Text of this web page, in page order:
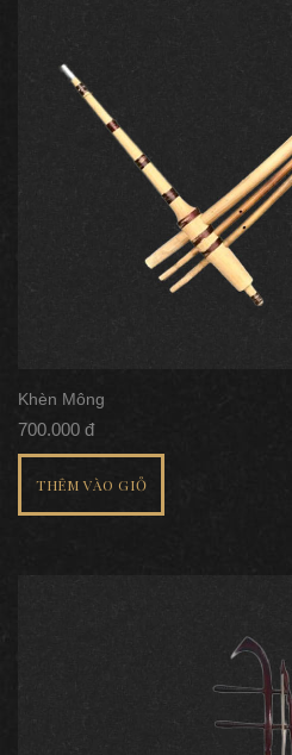
Khèn Mông
700.000 đ
THÊM VÀO GIỎ